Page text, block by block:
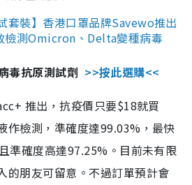
套裝】香港口罩品牌Savewo推出
檢測Omicron、Delta變種病毒
毒抗原測試劑 >>按此選購<<
推出，抗疫價只要$18就買
作檢測，準確度達99.03%，最快
準確度高達97.25%。目前未有限
的朋友可留意。不過訂單預計會